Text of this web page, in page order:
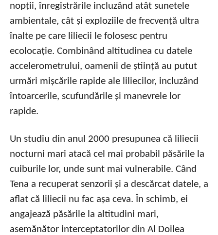
nopții, înregistrările incluzând atât sunetele
ambientale, cât și exploziile de frecvență ultra
înalte pe care liliecii le folosesc pentru
ecolocație. Combinând altitudinea cu datele
accelerometrului, oamenii de știință au putut
urmări mișcările rapide ale liliecilor, incluzând
întoarcerile, scufundările și manevrele lor
rapide.
Un studiu din anul 2000 presupunea că liliecii
nocturni mari atacă cel mai probabil păsările la
cuiburile lor, unde sunt mai vulnerabile. Când
Tena a recuperat senzorii și a descărcat datele, a
aflat că liliecii nu fac așa ceva. În schimb, ei
angajează păsările la altitudini mari,
asemănător interceptatorilor din Al Doilea